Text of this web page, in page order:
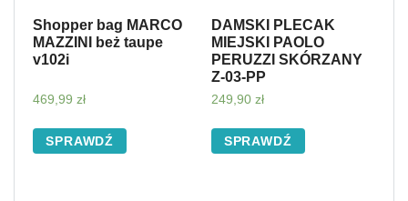
Shopper bag MARCO
MAZZINI beż taupe
v102i
469,99 zł
SPRAWDŹ
DAMSKI PLECAK
MIEJSKI PAOLO
PERUZZI SKÓRZANY
Z-03-PP
249,90 zł
SPRAWDŹ